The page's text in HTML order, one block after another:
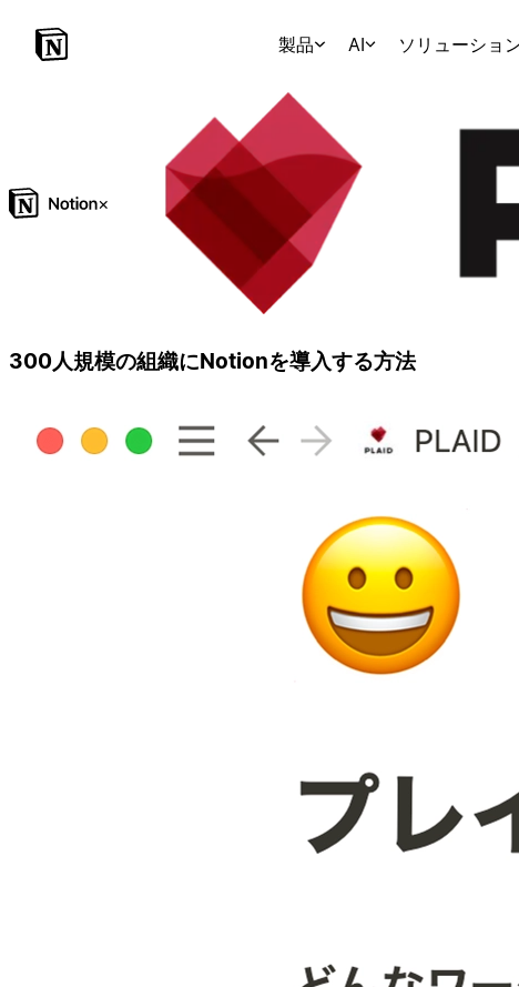
製品 AI ソリューショ
×
300人規模の組織にNotionを導入する方法